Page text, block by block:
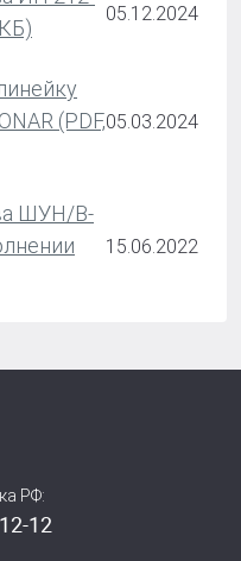
05.12.2024
(PDF,05.03.2024
ШУН/В-
15.06.2022
РФ:
12